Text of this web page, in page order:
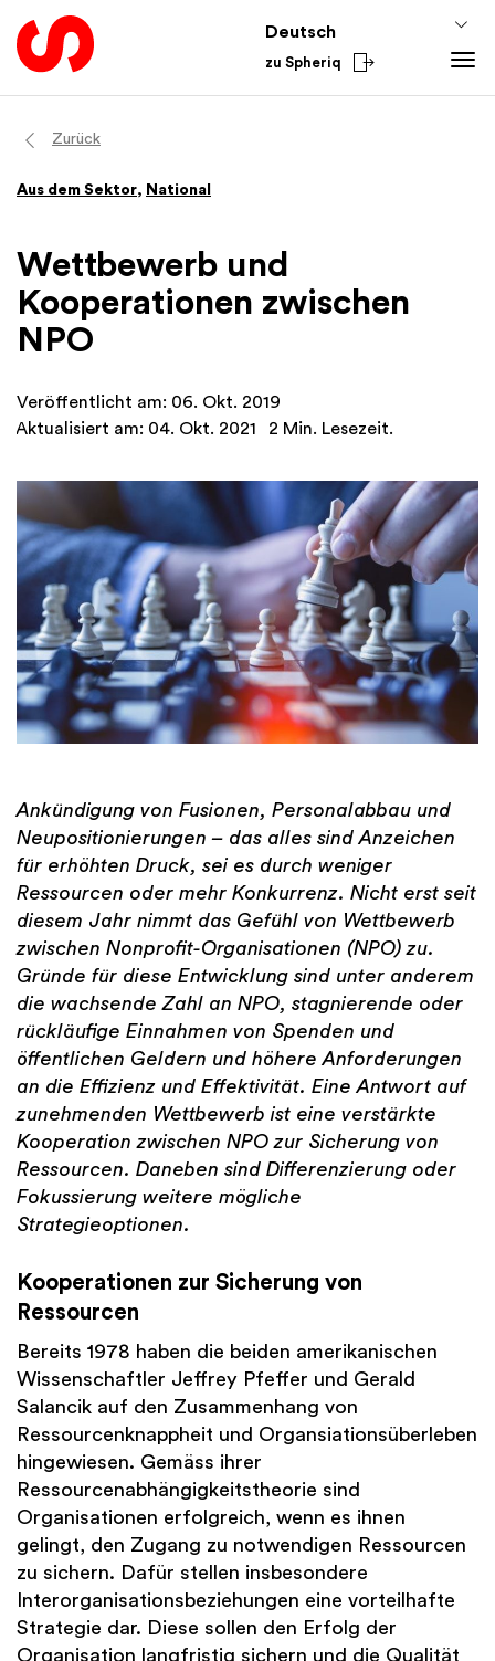
Deutsch
zu Spheriq
Verzeichnis
Recherche
Spenden-Tools
Netzwerke
Fundraising-Tipps
Finanzen
Academy
Aus dem Sektor
International
Zurück
Aus dem Sektor, National
Wettbewerb und
Kooperationen zwischen
NPO
Veröffentlicht am: 06. Okt. 2019
Aktualisiert am: 04. Okt. 2021
2 Min. Lesezeit.
Ankündigung von Fusionen, Personalabbau und
Neupositionierungen – das alles sind Anzeichen
für erhöhten Druck, sei es durch weniger
Ressourcen oder mehr Konkurrenz. Nicht erst seit
diesem Jahr nimmt das Gefühl von Wettbewerb
zwischen Nonprofit-Organisationen (NPO) zu.
Gründe für diese Entwicklung sind unter anderem
die wachsende Zahl an NPO, stagnierende oder
rückläufige Einnahmen von Spenden und
öffentlichen Geldern und höhere Anforderungen
an die Effizienz und Effektivität. Eine Antwort auf
zunehmenden Wettbewerb ist eine verstärkte
Kooperation zwischen NPO zur Sicherung von
Ressourcen. Daneben sind Differenzierung oder
Fokussierung weitere mögliche
Strategieoptionen.
Kooperationen zur Sicherung von
Ressourcen
Bereits 1978 haben die beiden amerikanischen
Wissenschaftler Jeffrey Pfeffer und Gerald
Salancik auf den Zusammenhang von
Ressourcenknappheit und Organsiationsüberleben
hingewiesen. Gemäss ihrer
Ressourcenabhängigkeitstheorie sind
Organisationen erfolgreich, wenn es ihnen
gelingt, den Zugang zu notwendigen Ressourcen
zu sichern. Dafür stellen insbesondere
Interorganisationsbeziehungen eine vorteilhafte
Strategie dar. Diese sollen den Erfolg der
Organisation langfristig sichern und die Qualität